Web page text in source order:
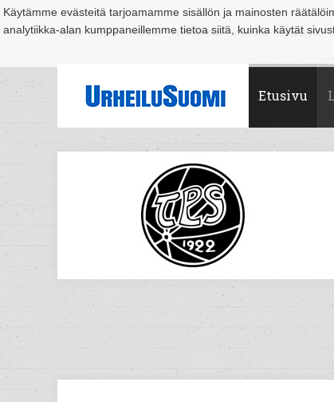
Käytämme evästeitä tarjoamamme sisällön ja mainosten
analytiikka-alan kumppaneillemme tietoa siitä, kuinka käytät
Suomi Espoo Helsinki Hämeenlinna Joensuu Jyväskylä
Etusivu